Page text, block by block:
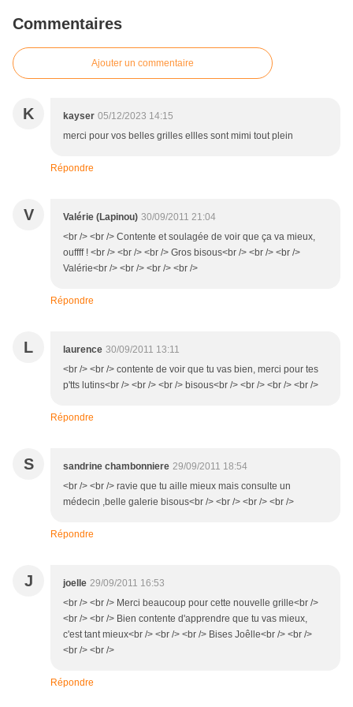
Commentaires
Ajouter un commentaire
K kayser 05/12/2023 14:15
merci pour vos belles grilles ellles sont mimi tout plein
Répondre
V Valérie (Lapinou) 30/09/2011 21:04
<br /> <br /> Contente et soulagée de voir que ça va mieux,
ouffff ! <br /> <br /> <br /> Gros bisous<br /> <br /> <br />
Valérie<br /> <br /> <br /> <br />
Répondre
L laurence 30/09/2011 13:11
<br /> <br /> contente de voir que tu vas bien, merci pour tes
p'tts lutins<br /> <br /> <br /> bisous<br /> <br /> <br /> <br />
Répondre
S sandrine chambonniere 29/09/2011 18:54
<br /> <br /> ravie que tu aille mieux mais consulte un
médecin ,belle galerie bisous<br /> <br /> <br /> <br />
Répondre
J joelle 29/09/2011 16:53
<br /> <br /> Merci beaucoup pour cette nouvelle grille<br />
<br /> <br /> Bien contente d'apprendre que tu vas mieux,
c'est tant mieux<br /> <br /> <br /> Bises Joêlle<br /> <br />
<br /> <br />
Répondre